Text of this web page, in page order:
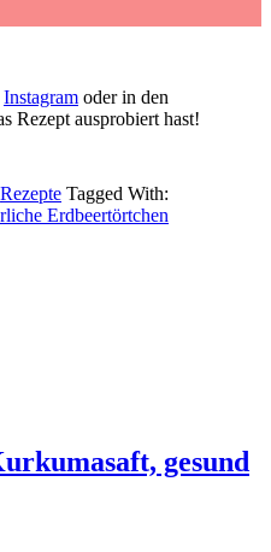
Instagram oder in den
Rezept ausprobiert hast!
Rezepte Tagged With:
Erdbeertörtchen
gesund